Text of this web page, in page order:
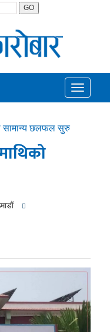
GO
Toggle
सामान्य छलफल सुरु